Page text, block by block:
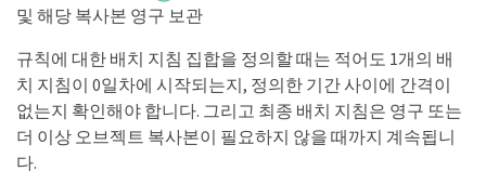
및 해당 복사본 영구 보관
규칙에 대한 배치 지침 집합을 정의할 때는 적어도 1개의 배
치 지침이 0일차에 시작되는지, 정의한 기간 사이에 간격이
없는지 확인해야 합니다. 그리고 최종 배치 지침은 영구 또는
더 이상 오브젝트 복사본이 필요하지 않을 때까지 계속됩니
다.